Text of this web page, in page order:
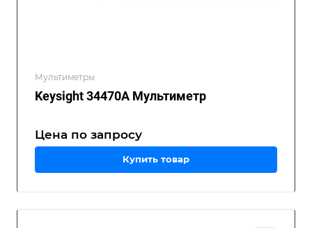
Мультиметры
Keysight 34470A Мультиметр
Цена по запросу
Купить товар